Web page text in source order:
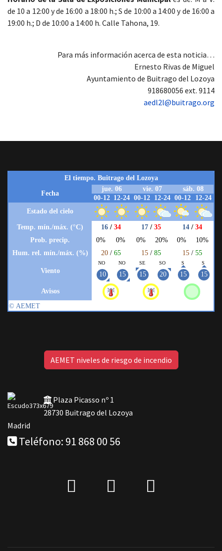
de 10 a 12:00 y de 16:00 a 18:00 h.; S de 10:00 a 14:00 y de 16:00 a
19:00 h.; D de 10:00 a 14:00 h. Calle Tahona, 19.
Para más información acerca de esta noticia…
Ernesto Rivas de Miguel
Ayuntamiento de Buitrago del Lozoya
918680056 ext. 9114
aedl2l@buitrago.org
AEMET niveles de riesgo de incendio
Plaza Picasso nº 1
28730 Buitrago del Lozoya
Madrid
Teléfono: 91 868 00 56